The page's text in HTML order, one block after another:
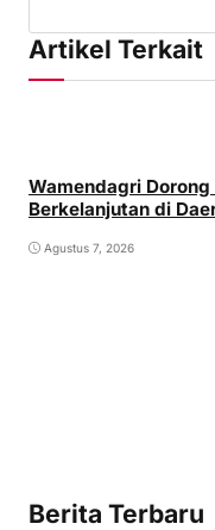
Artikel Terkait
Wamendagri
Berkelanjutan di
Agustus 7, 2026
Berita Terbaru